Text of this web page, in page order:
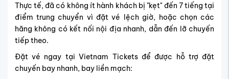
Thực tế, đã có không ít hành khách bị "kẹt" đến 7 tiếng tại
điểm trung chuyển vì đặt vé lệch giờ, hoặc chọn các
hãng không có kết nối nội địa nhanh, dẫn đến lỡ chuyến
tiếp theo.
Đặt vé ngay tại Vietnam Tickets để được hỗ trợ đặt
chuyến bay nhanh, bay liền mạch: